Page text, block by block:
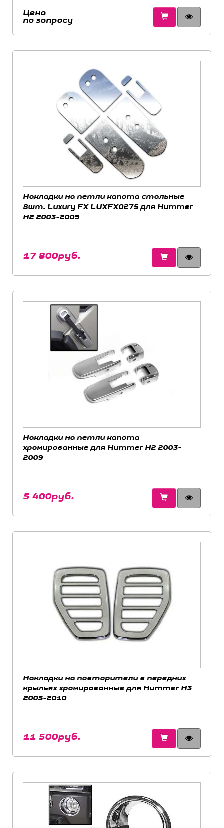
Цена
по запросу
Накладки на петли капота стальные
8шт. Luxury FX LUXFX0275 для Hummer
H2 2003-2009
17 800руб.
Накладки на петли капота
хромированные для Hummer H2 2003-
2009
5 400руб.
Накладки на повторители в передних
крыльях хромированные для Hummer H3
2005-2010
11 500руб.